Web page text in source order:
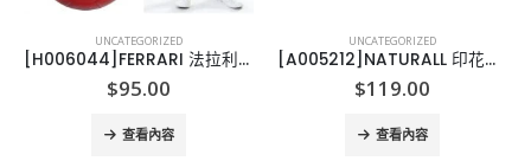
UNCATEGORIZED
[H006044]FERRARI 法拉利足球, 2小童/5大人
$95.00
查看內容
UNCATEGORIZED
[A005212]NATURALL 印花床單公仔款
$119.00
查看內容